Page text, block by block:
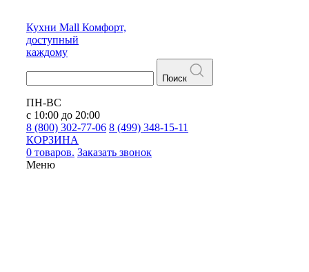
Кухни Mall Комфорт,
доступный
каждому
Поиск
ПН-ВС
с 10:00 до 20:00
8 (800) 302-77-06 8 (499) 348-15-11
КОРЗИНА
0 товаров. Заказать звонок
Меню